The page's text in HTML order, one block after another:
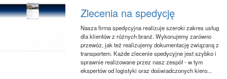
Zlecenia na spedycję
Nasza firma spedycyjna realizuje szeroki zakres usług
dla klientów z różnych branż. Wykonujemy zarówno
przewóz, jak też realizujemy dokumentację związaną z
transportem. Każde zlecenie spedycyjne jest szybko i
sprawnie realizowane przez nasz zespół - w tym
ekspertów od logistyki oraz doświadczonych kiero...